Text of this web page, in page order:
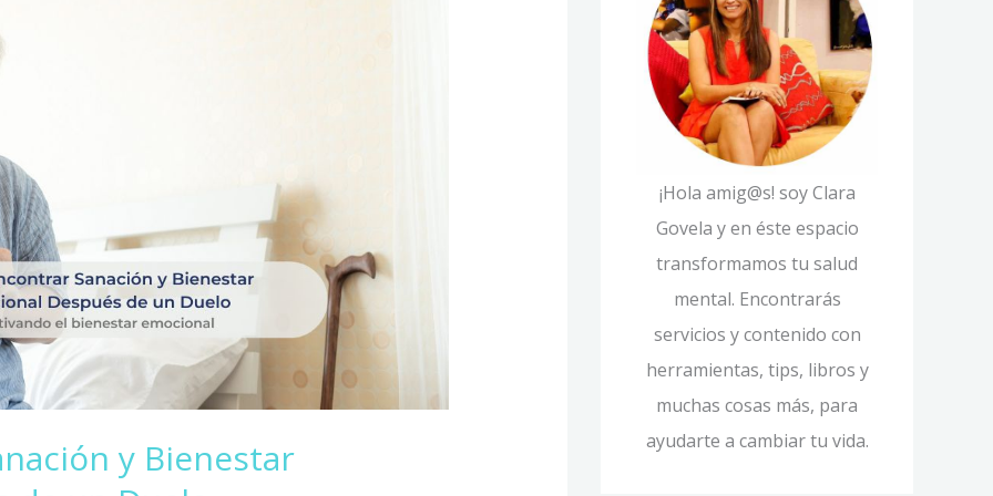
y Bienestar
¡Hola amig@s! soy Clara
Govela y en éste espacio
transformamos tu salud
mental. Encontrarás
servicios y contenido con
herramientas, tips, libros y
muchas cosas más, para
ayudarte a cambiar tu vida.